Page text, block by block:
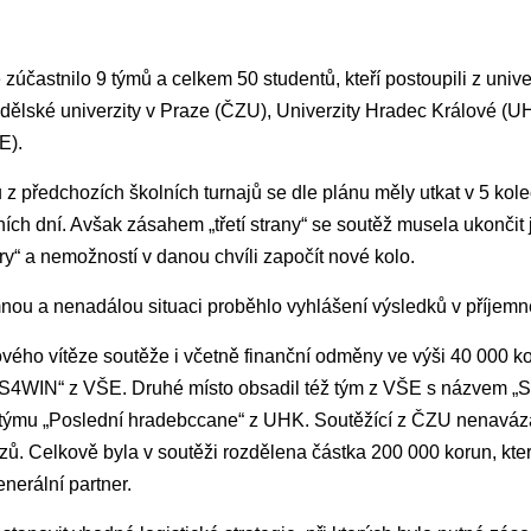
9 týmů a celkem 50 studentů, kteří postoupili z
univerzity v Praze (ČZU), Univerzity Hradec Králové
předchozích školních turnajů se dle plánu měly utkat v 5
dní. Avšak zásahem „třetí strany“ se soutěž musela
a nemožností v danou chvíli započít nové kolo.
a nenadálou situaci proběhlo vyhlášení výsledků v
vítěze soutěže i včetně finanční odměny ve výši 40 000
z VŠE. Druhé místo obsadil též tým z VŠE s názvem
„Poslední hradebccane“ z UHK. Soutěžící z ČZU
Celkově byla v soutěži rozdělena částka 200 000 korun,
partner.